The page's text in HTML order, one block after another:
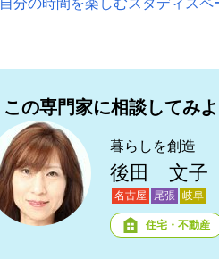
この専門家に相談してみよ
暮らしを創造
後田 文子
名古屋 尾張 岐阜
住宅・不動産